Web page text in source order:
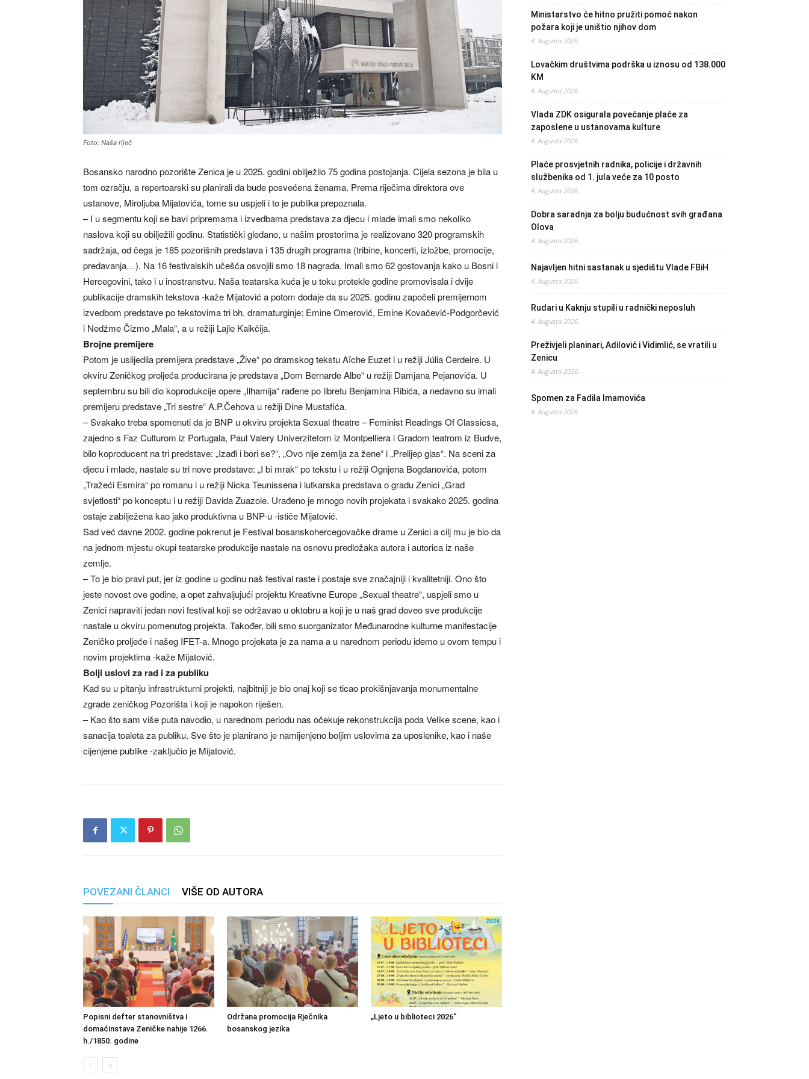
Foto: Naša riječ
Bosansko narodno pozorište Zenica je u 2025. godini obilježilo 75 godina postojanja. Cijela sezona je bila u
tom ozračju, a repertoarski su planirali da bude posvećena ženama. Prema riječima direktora ove
ustanove, Miroljuba Mijatovića, tome su uspjeli i to je publika prepoznala.
– I u segmentu koji se bavi pripremama i izvedbama predstava za djecu i mlade imali smo nekoliko
naslova koji su obilježili godinu. Statistički gledano, u našim prostorima je realizovano 320 programskih
sadržaja, od čega je 185 pozorišnih predstava i 135 drugih programa (tribine, koncerti, izložbe, promocije,
predavanja…). Na 16 festivalskih učešća osvojili smo 18 nagrada. Imali smo 62 gostovanja kako u Bosni i
Hercegovini, tako i u inostranstvu. Naša teatarska kuća je u toku protekle godine promovisala i dvije
publikacije dramskih tekstova -kaže Mijatović a potom dodaje da su 2025. godinu započeli premijernom
izvedbom predstave po tekstovima tri bh. dramaturginje: Emine Omerović, Emine Kovačević-Podgorčević
i Nedžme Čizmo „Mala“, a u režiji Lajle Kaikčija.
Brojne premijere
Potom je uslijedila premijera predstave „Žive“ po dramskog tekstu Aïche Euzet i u režiji Júlia Cerdeire. U
okviru Zeničkog proljeća producirana je predstava „Dom Bernarde Albe“ u režiji Damjana Pejanovića. U
septembru su bili dio koprodukcije opere „Ilhamija“ rađene po libretu Benjamina Ribića, a nedavno su imali
premijeru predstave „Tri sestre“ A.P.Čehova u režiji Dine Mustafića.
– Svakako treba spomenuti da je BNP u okviru projekta Sexual theatre – Feminist Readings Of Classicsa,
zajedno s Faz Culturom iz Portugala, Paul Valery Univerzitetom iz Montpelliera i Gradom teatrom iz Budve,
bilo koproducent na tri predstave: „Izađi i bori se?“, „Ovo nije zemlja za žene“ i „Prelijep glas“. Na sceni za
djecu i mlade, nastale su tri nove predstave: „I bi mrak“ po tekstu i u režiji Ognjena Bogdanovića, potom
„Tražeći Esmira“ po romanu i u režiji Nicka Teunissena i lutkarska predstava o gradu Zenici „Grad
svjetlosti“ po konceptu i u režiji Davida Zuazole. Urađeno je mnogo novih projekata i svakako 2025. godina
ostaje zabilježena kao jako produktivna u BNP-u -ističe Mijatović.
Sad već davne 2002. godine pokrenut je Festival bosanskohercegovačke drame u Zenici a cilj mu je bio da
na jednom mjestu okupi teatarske produkcije nastale na osnovu predložaka autora i autorica iz naše
zemlje.
– To je bio pravi put, jer iz godine u godinu naš festival raste i postaje sve značajniji i kvalitetniji. Ono što
jeste novost ove godine, a opet zahvaljujući projektu Kreativne Europe „Sexual theatre“, uspjeli smo u
Zenici napraviti jedan novi festival koji se održavao u oktobru a koji je u naš grad doveo sve produkcije
nastale u okviru pomenutog projekta. Također, bili smo suorganizator Međunarodne kulturne manifestacije
Zeničko proljeće i našeg IFET-a. Mnogo projekata je za nama a u narednom periodu idemo u ovom tempu i
novim projektima -kaže Mijatović.
Bolji uslovi za rad i za publiku
Kad su u pitanju infrastrukturni projekti, najbitniji je bio onaj koji se ticao prokišnjavanja monumentalne
zgrade zeničkog Pozorišta i koji je napokon riješen.
– Kao što sam više puta navodio, u narednom periodu nas očekuje rekonstrukcija poda Velike scene, kao i
sanacija toaleta za publiku. Sve što je planirano je namijenjeno boljim uslovima za uposlenike, kao i naše
cijenjene publike -zaključio je Mijatović.
POVEZANI ČLANCI VIŠE OD AUTORA
Popisni defter stanovništva i
domaćinstava Zeničke nahije 1266.
h./1850. godine
Održana promocija Rječnika
bosanskog jezika
„Ljeto u biblioteci 2026“
Ministarstvo će hitno pružiti pomoć nakon
požara koji je uništio njihov dom
4. Augusta 2026.
Lovačkim društvima podrška u iznosu od 138.000
KM
4. Augusta 2026.
Vlada ZDK osigurala povećanje plaće za
zaposlene u ustanovama kulture
4. Augusta 2026.
Plaće prosvjetnih radnika, policije i državnih
službenika od 1. jula veće za 10 posto
4. Augusta 2026.
Dobra saradnja za bolju budućnost svih građana
Olova
4. Augusta 2026.
Najavljen hitni sastanak u sjedištu Vlade FBiH
4. Augusta 2026.
Rudari u Kaknju stupili u radnički neposluh
4. Augusta 2026.
Preživjeli planinari, Adilović i Vidimlić, se vratili u
Zenicu
4. Augusta 2026.
Spomen za Fadila Imamovića
4. Augusta 2026.